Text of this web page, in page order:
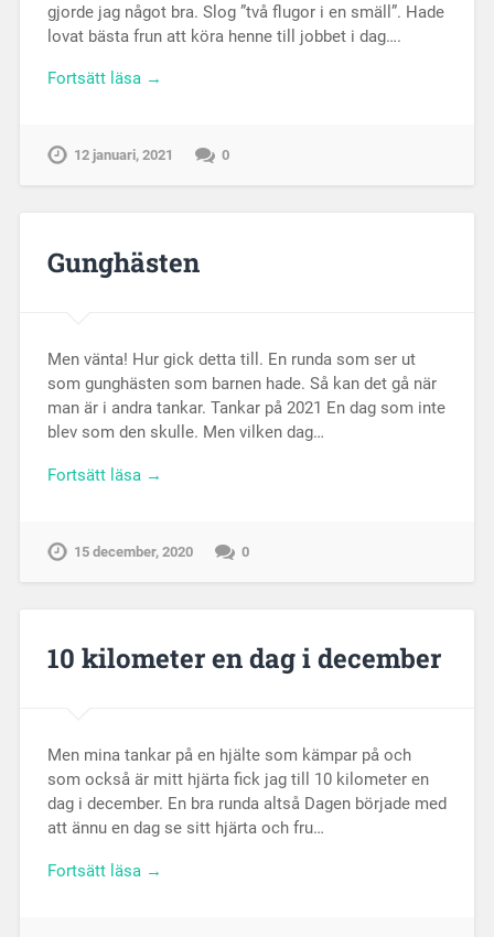
gjorde jag något bra. Slog ”två flugor i en smäll”. Hade
lovat bästa frun att köra henne till jobbet i dag….
Fortsätt läsa →
12 januari, 2021 0
Gunghästen
Men vänta! Hur gick detta till. En runda som ser ut
som gunghästen som barnen hade. Så kan det gå när
man är i andra tankar. Tankar på 2021 En dag som inte
blev som den skulle. Men vilken dag…
Fortsätt läsa →
15 december, 2020 0
10 kilometer en dag i december
Men mina tankar på en hjälte som kämpar på och
som också är mitt hjärta fick jag till 10 kilometer en
dag i december. En bra runda altså Dagen började med
att ännu en dag se sitt hjärta och fru…
Fortsätt läsa →